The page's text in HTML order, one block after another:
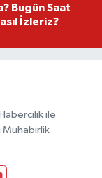
Bugün Saat
İzleriz?
ile
Muhabirlik